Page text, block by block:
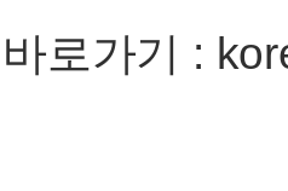
로가기 :